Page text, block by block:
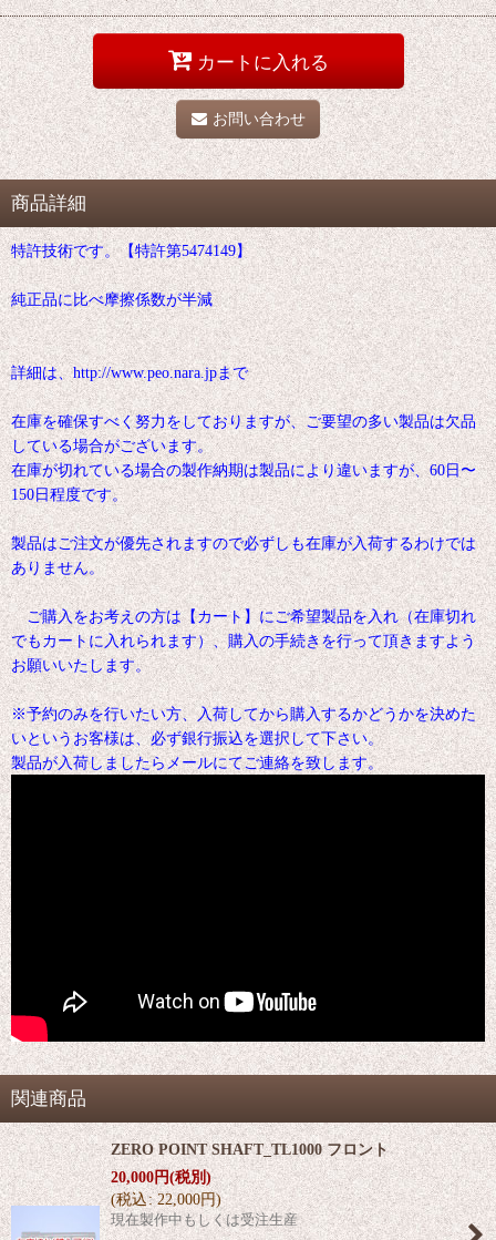
カートに入れる
お問い合わせ
商品詳細
特許技術です。【特許第5474149】
純正品に比べ摩擦係数が半減
詳細は、http://www.peo.nara.jpまで
在庫を確保すべく努力をしておりますが、ご要望の多い製品は欠品
している場合がございます。
在庫が切れている場合の製作納期は製品により違いますが、60日〜
150日程度です。
製品はご注文が優先されますので必ずしも在庫が入荷するわけでは
ありません。
ご購入をお考えの方は【カート】にご希望製品を入れ（在庫切れ
でもカートに入れられます）、購入の手続きを行って頂きますよう
お願いいたします。
※予約のみを行いたい方、入荷してから購入するかどうかを決めた
いというお客様は、必ず銀行振込を選択して下さい。
製品が入荷しましたらメールにてご連絡を致します。
関連商品
ZERO POINT SHAFT_TL1000 フロント
20,000円(税別)
(税込: 22,000円)
現在製作中もしくは受注生産